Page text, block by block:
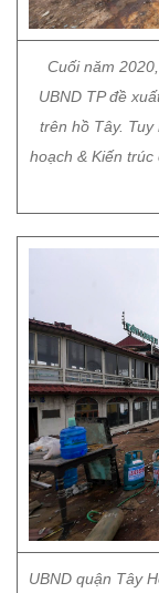
Cuối năm
UBND TP đề
trên hồ Tây.
hoạch & Kiến
UBND quận Tây